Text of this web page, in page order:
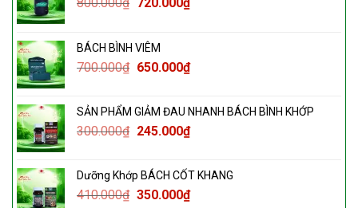
800.000₫ 720.000₫
BÁCH BÌNH VIÊM
700.000₫ 650.000₫
SẢN PHẨM GIẢM ĐAU NHANH BÁCH BÌNH KHỚP
300.000₫ 245.000₫
Dưỡng Khớp BÁCH CỐT KHANG
410.000₫ 350.000₫